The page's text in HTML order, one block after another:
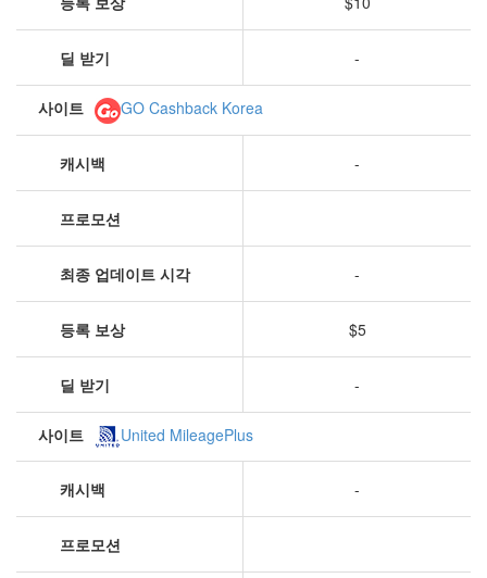
딜 받기 -
사이트 GO Cashback Korea
캐시백 -
프로모션
최종 업데이트 시각 -
등록 보상 $5
딜 받기 -
사이트 United MileagePlus
캐시백 -
프로모션